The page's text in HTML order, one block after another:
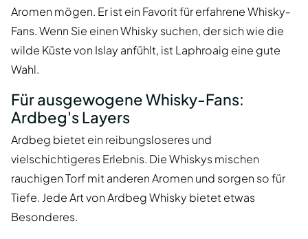
Aromen mögen. Er ist ein Favorit für erfahrene Whisky-
Fans. Wenn Sie einen Whisky suchen, der sich wie die
wilde Küste von Islay anfühlt, ist Laphroaig eine gute
Wahl.
Für ausgewogene Whisky-Fans:
Ardbeg's Layers
Ardbeg bietet ein reibungsloseres und
vielschichtigeres Erlebnis. Die Whiskys mischen
rauchigen Torf mit anderen Aromen und sorgen so für
Tiefe. Jede Art von Ardbeg Whisky bietet etwas
Besonderes.